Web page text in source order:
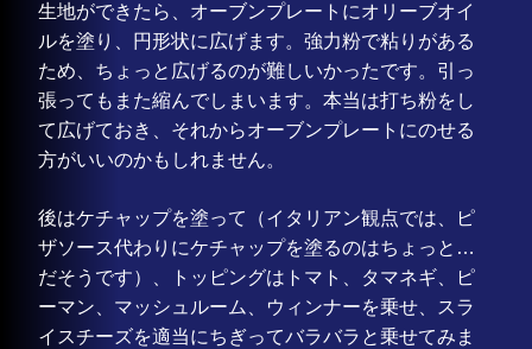
生地ができたら、オーブンプレートにオリーブオイ
ルを塗り、円形状に広げます。強力粉で粘りがある
ため、ちょっと広げるのが難しいかったです。引っ
張ってもまた縮んでしまいます。本当は打ち粉をし
て広げておき、それからオーブンプレートにのせる
方がいいのかもしれません。
後はケチャップを塗って（イタリアン観点では、ピ
ザソース代わりにケチャップを塗るのはちょっと…
だそうです）、トッピングはトマト、タマネギ、ピ
ーマン、マッシュルーム、ウィンナーを乗せ、スラ
イスチーズを適当にちぎってバラバラと乗せてみま